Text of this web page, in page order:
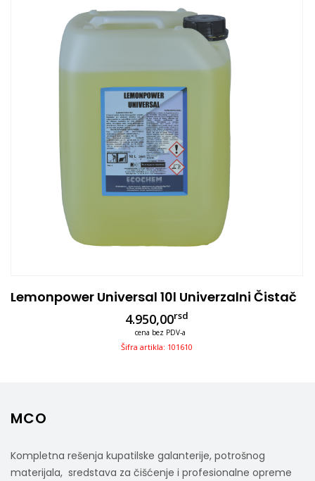
Lemonpower Universal 10l Univerzalni Čistač
4.950,00rsd
cena bez PDV-a
Šifra artikla: 101610
MCO
Kompletna rešenja kupatilske galanterije, potrošnog
materijala, sredstava za čišćenje i profesionalne opreme